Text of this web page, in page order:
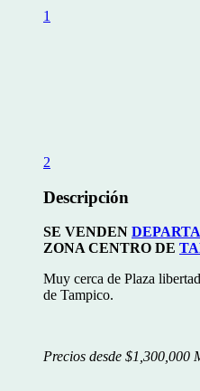
1
2
Descripción
SE VENDEN
ZONA CENTRO DE
Muy cerca de Plaza
de Tampico.
Precios desde $1,300,000